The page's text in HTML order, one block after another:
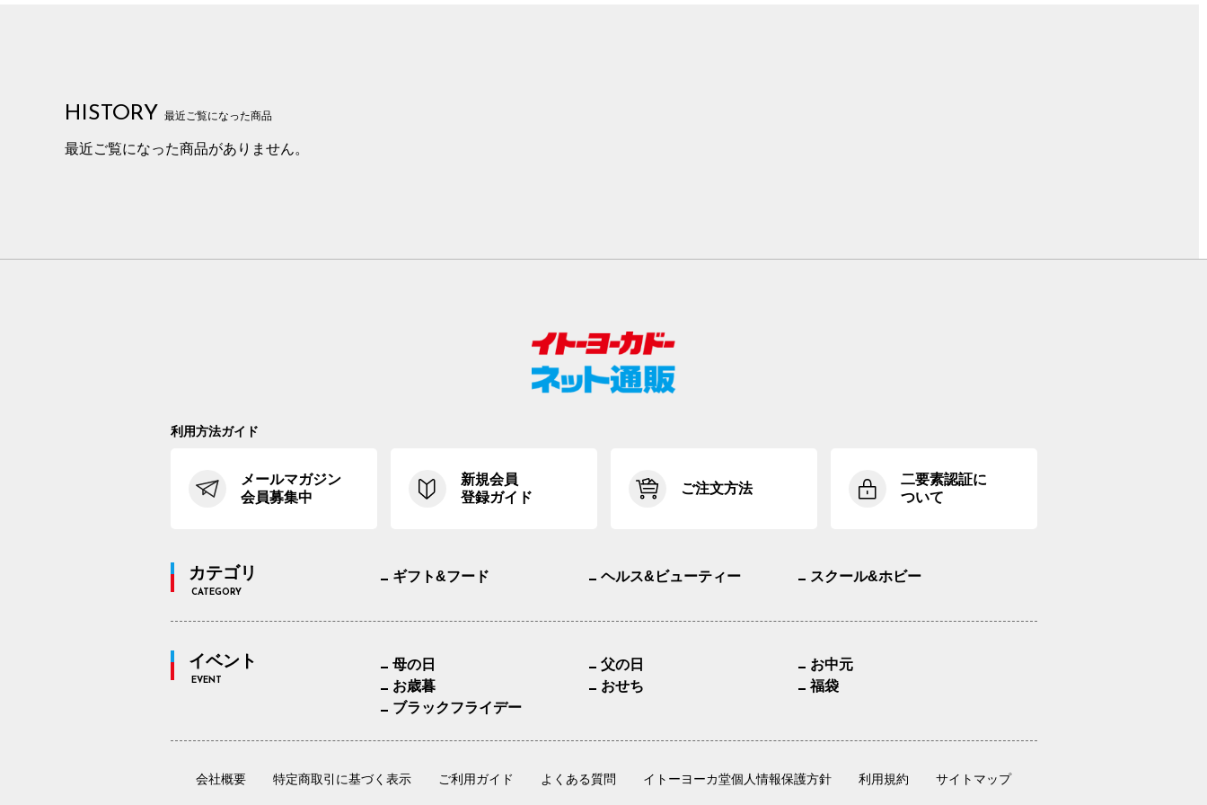
HISTORY 最近ご覧になった商品
最近ご覧になった商品がありません。
利用方法ガイド
メールマガジン
会員募集中
新規会員
登録ガイド
ご注文方法
二要素認証に
ついて
カテゴリ
CATEGORY
ギフト&フード ヘルス&ビューティー スクール&ホビー
イベント
EVENT
母の日 父の日
お中元
お歳暮
おせち
福袋
ブラックフライデー
会社概要 特定商取引に基づく表示 ご利用ガイド よくある質問 イトーヨーカ堂個人情報保護方針 利用規約 サイトマップ